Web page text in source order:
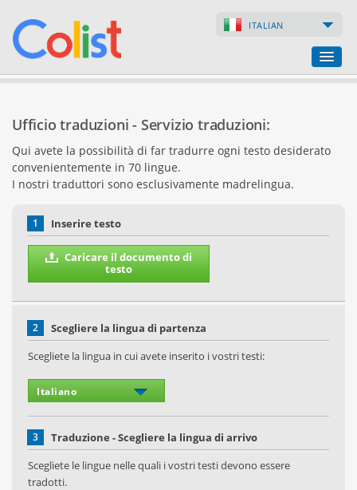
ITALIAN
Pagine web
Ufficio traduzioni - Servizio traduzioni:
Qui avete la possibilità di far tradurre ogni testo desiderato
convenientemente in 70 lingue.
I nostri traduttori sono esclusivamente madrelingua.
1 Inserire testo
Caricare il documento di
testo
2
Scegliere la lingua di partenza
Scegliete la lingua in cui avete inserito i vostri testi:
3
Traduzione - Scegliere la lingua di arrivo
Scegliete le lingue nelle quali i vostri testi devono essere
tradotti.